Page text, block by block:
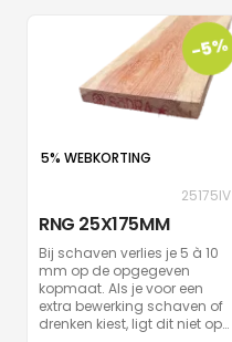
-5%
5% WEBKORTING
25175IV
RNG 25X175MM
Bij schaven verlies je 5 à 10
mm op de opgegeven
kopmaat. Als je voor een
extra bewerking schaven of
drenken kiest, ligt dit niet op